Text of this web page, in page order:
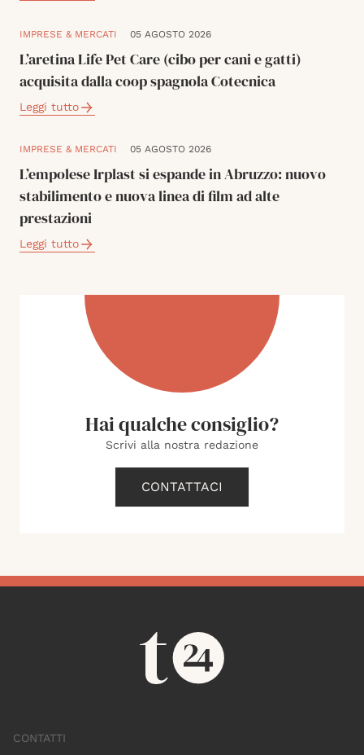
IMPRESE & MERCATI 05 AGOSTO 2026
L’aretina Life Pet Care (cibo per cani e gatti)
acquisita dalla coop spagnola Cotecnica
Leggi tutto
IMPRESE & MERCATI 05 AGOSTO 2026
L’empolese Irplast si espande in Abruzzo: nuovo
stabilimento e nuova linea di film ad alte
prestazioni
Leggi tutto
Hai qualche consiglio?
Scrivi alla nostra redazione
CONTATTACI
CONTATTI